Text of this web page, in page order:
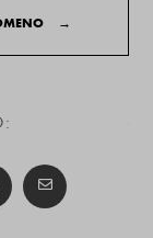
→